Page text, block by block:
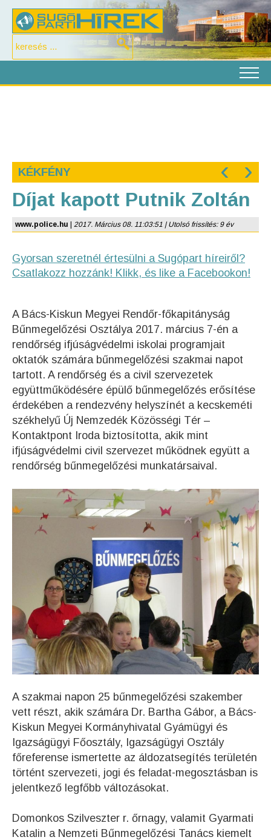
KÉKFÉNY ‹ ›
Díjat kapott Putnik Zoltán
www.police.hu 2017. Március 08. 11:03:51 | Utolsó frissítés: 9 év
Gyorsan szeretnél értesülni a Sugópart híreiről?
Csatlakozz hozzánk! Klikk, és like a Facebookon!
A Bács-Kiskun Megyei Rendőr-főkapitányság
Bűnmegelőzési Osztálya 2017. március 7-én a
rendőrség ifjúságvédelmi iskolai programjait
oktatók számára bűnmegelőzési szakmai napot
tartott. A rendőrség és a civil szervezetek
együttműködésére épülő bűnmegelőzés erősítése
érdekében a rendezvény helyszínét a kecskeméti
székhelyű Új Nemzedék Közösségi Tér –
Kontaktpont Iroda biztosította, akik mint
ifjúságvédelmi civil szervezet működnek együtt a
rendőrség bűnmegelőzési munkatársaival.
A szakmai napon 25 bűnmegelőzési szakember
vett részt, akik számára Dr. Bartha Gábor, a Bács-
Kiskun Megyei Kormányhivatal Gyámügyi és
Igazságügyi Főosztály, Igazságügyi Osztály
főreferense ismertette az áldozatsegítés területén
történt szervezeti, jogi és feladat-megosztásban is
jelentkező legfőbb változásokat.
Domonkos Szilveszter r. őrnagy, valamit Gyarmati
Katalin a Nemzeti Bűnmegelőzési Tanács kiemelt